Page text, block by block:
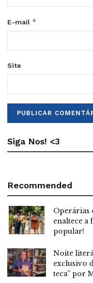
E-mail *
Site
Siga Nos! <3
Recommended
Operárias
enaltece
popular!
Noite
exclusivo
teca” por